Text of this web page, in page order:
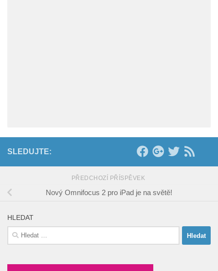
SLEDUJTE:
PŘEDCHOZÍ PŘÍSPĚVEK
Nový Omnifocus 2 pro iPad je na světě!
HLEDAT
Vyhledávání